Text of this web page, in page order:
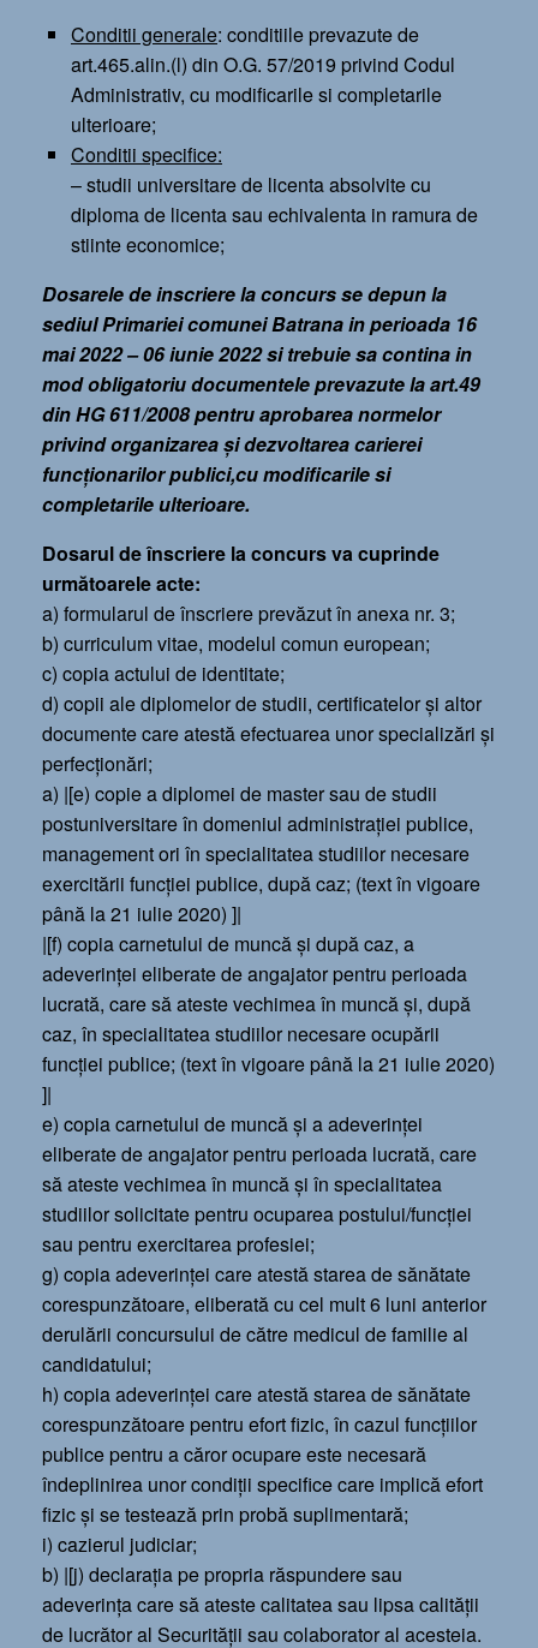
Conditii generale: conditiile prevazute de
art.465.alin.(l) din O.G. 57/2019 privind Codul
Administrativ, cu modificarile si completarile
ulterioare;
Conditii specifice:
– studii universitare de licenta absolvite cu
diploma de licenta sau echivalenta in ramura de
stiinte economice;
Dosarele de inscriere la concurs se depun la
sediul Primariei comunei Batrana in perioada 16
mai 2022 – 06 iunie 2022 si trebuie sa contina in
mod obligatoriu documentele prevazute la art.49
din HG 611/2008 pentru aprobarea normelor
privind organizarea şi dezvoltarea carierei
funcţionarilor publici,cu modificarile si
completarile ulterioare.
Dosarul de înscriere la concurs va cuprinde
următoarele acte:
a) formularul de înscriere prevăzut în anexa nr. 3;
b) curriculum vitae, modelul comun european;
c) copia actului de identitate;
d) copii ale diplomelor de studii, certificatelor şi altor
documente care atestă efectuarea unor specializări şi
perfecţionări;
a) |[e) copie a diplomei de master sau de studii
postuniversitare în domeniul administraţiei publice,
management ori în specialitatea studiilor necesare
exercitării funcţiei publice, după caz; (text în vigoare
până la 21 iulie 2020) ]|
|[f) copia carnetului de muncă şi după caz, a
adeverinţei eliberate de angajator pentru perioada
lucrată, care să ateste vechimea în muncă şi, după
caz, în specialitatea studiilor necesare ocupării
funcţiei publice; (text în vigoare până la 21 iulie 2020)
]|
e) copia carnetului de muncă şi a adeverinţei
eliberate de angajator pentru perioada lucrată, care
să ateste vechimea în muncă şi în specialitatea
studiilor solicitate pentru ocuparea postului/funcţiei
sau pentru exercitarea profesiei;
g) copia adeverinţei care atestă starea de sănătate
corespunzătoare, eliberată cu cel mult 6 luni anterior
derulării concursului de către medicul de familie al
candidatului;
h) copia adeverinţei care atestă starea de sănătate
corespunzătoare pentru efort fizic, în cazul funcţiilor
publice pentru a căror ocupare este necesară
îndeplinirea unor condiţii specifice care implică efort
fizic şi se testează prin probă suplimentară;
i) cazierul judiciar;
b) |[j) declaraţia pe propria răspundere sau
adeverinţa care să ateste calitatea sau lipsa calităţii
de lucrător al Securităţii sau colaborator al acesteia.